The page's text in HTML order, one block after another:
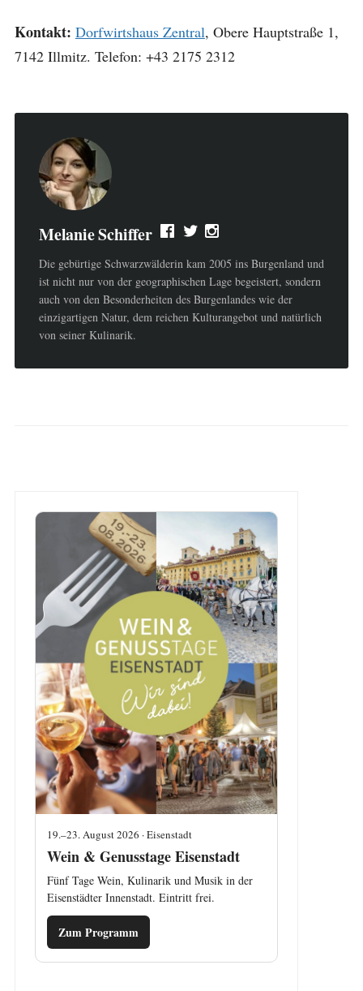
Kontakt: Dorfwirtshaus Zentral, Obere Hauptstraße 1,
7142 Illmitz. Telefon: +43 2175 2312
Melanie Schiffer
Die gebürtige Schwarzwälderin kam 2005 ins Burgenland und
ist nicht nur von der geographischen Lage begeistert, sondern
auch von den Besonderheiten des Burgenlandes wie der
einzigartigen Natur, dem reichen Kulturangebot und natürlich
von seiner Kulinarik.
19.–23. August 2026 · Eisenstadt
Wein & Genusstage Eisenstadt
Fünf Tage Wein, Kulinarik und Musik in der
Eisenstädter Innenstadt. Eintritt frei.
Zum Programm